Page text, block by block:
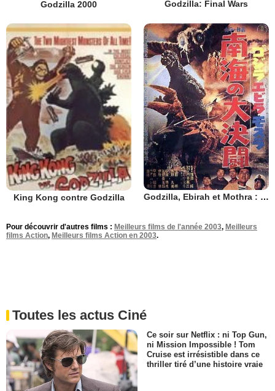
Godzilla 2000 Godzilla: Final Wars
King Kong contre Godzilla Godzilla, Ebirah et Mothra : Duel dans les mers du sud
Pour découvrir d'autres films : Meilleurs films de l'année 2003, Meilleurs
films Action, Meilleurs films Action en 2003.
Toutes les actus Ciné
Ce soir sur Netflix : ni Top Gun,
ni Mission Impossible ! Tom
Cruise est irrésistible dans ce
thriller tiré d’une histoire vraie